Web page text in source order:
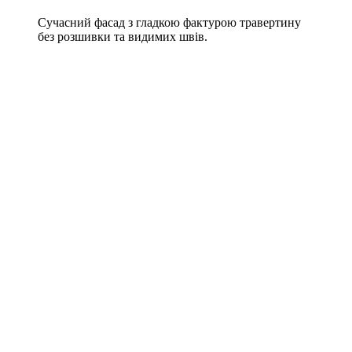
Сучасний фасад з гладкою фактурою травертину
без розшивки та видимих швів.